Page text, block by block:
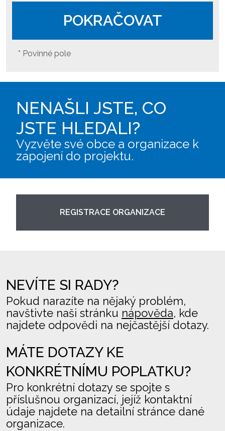
POKRAČOVAT
* Povinné pole
NENAŠLI JSTE, CO
JSTE HLEDALI?
Vyzvěte své obce a organizace k
zapojení do projektu.
REGISTRACE ORGANIZACE
NEVÍTE SI RADY?
Pokud narazíte na nějaký problém,
navštivte naši stránku nápověda, kde
najdete odpovědi na nejčastější dotazy.
MÁTE DOTAZY KE
KONKRÉTNÍMU POPLATKU?
Pro konkrétní dotazy se spojte s
příslušnou organizací, jejíž kontaktní
údaje najdete na detailní stránce dané
organizace.